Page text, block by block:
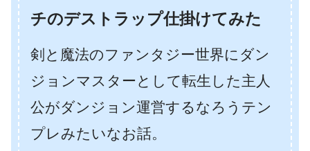
チのデストラップ仕掛けてみた
剣と魔法のファンタジー世界にダン
ジョンマスターとして転生した主人
公がダンジョン運営するなろうテン
プレみたいなお話。